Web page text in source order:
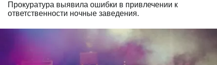
Прокуратура выявила ошибки в привлечении к
ответственности ночные заведения.